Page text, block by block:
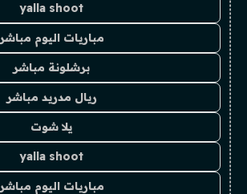
yalla shoot
مباريات اليوم مباشر
برشلونة مباشر
ريال مدريد مباشر
يلا شوت
yalla shoot
مباريات اليوم مباشر